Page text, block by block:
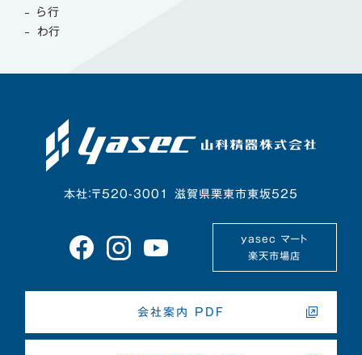
ら行
わ行
本社：〒520-3001 滋賀県栗東市東坂525
yasec マート
楽天市場店
会社案内 PDF